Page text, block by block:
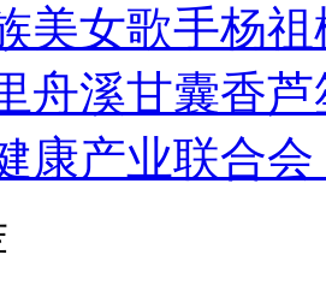
美女歌手杨
舟溪甘囊香
康产业联合